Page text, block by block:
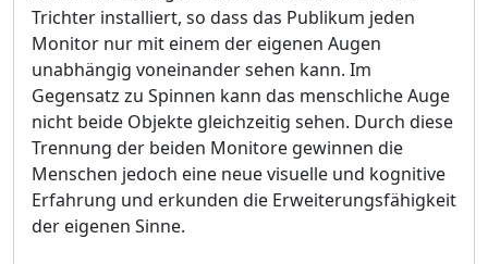
Trichter installiert, so dass das Publikum jeden
Monitor nur mit einem der eigenen Augen
unabhängig voneinander sehen kann. Im
Gegensatz zu Spinnen kann das menschliche Auge
nicht beide Objekte gleichzeitig sehen. Durch diese
Trennung der beiden Monitore gewinnen die
Menschen jedoch eine neue visuelle und kognitive
Erfahrung und erkunden die Erweiterungsfähigkeit
der eigenen Sinne.